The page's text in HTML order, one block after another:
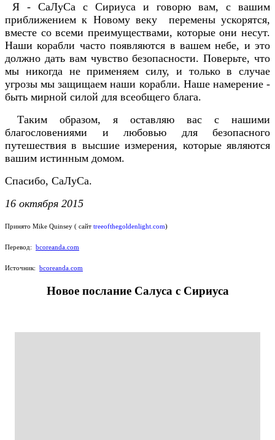
Я - СаЛуСа с Сириуса и говорю вам, с вашим
приближением к Новому веку перемены ускорятся,
вместе со всеми преимуществами, которые они несут.
Наши корабли часто появляются в вашем небе, и это
должно дать вам чувство безопасности. Поверьте, что
мы никогда не применяем силу, и только в случае
угрозы мы защищаем наши корабли. Наше намерение -
быть мирной силой для всеобщего блага.
Таким образом, я оставляю вас с нашими
благословениями и любовью для безопасного
путешествия в высшие измерения, которые являются
вашим истинным домом.
Спасибо, СаЛуСа.
16 октября 2015
Принято Mike Quinsey ( сайт treeofthegoldenlight.com)
Перевод: bcoreanda.com
Источник: bcoreanda.com
Новое послание Салуса с Сириуса